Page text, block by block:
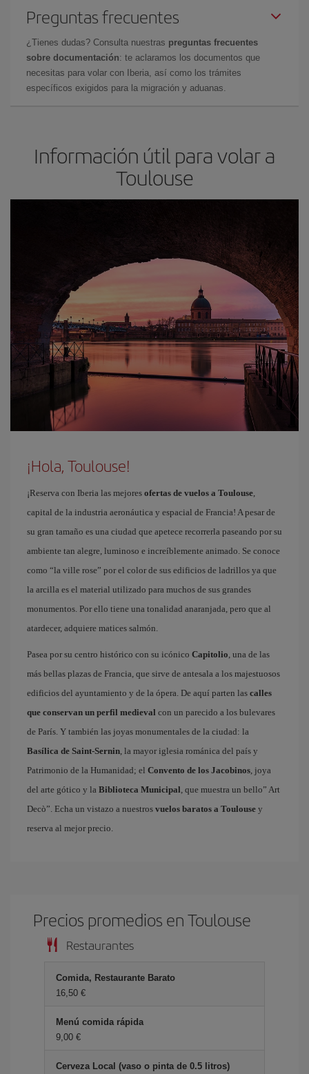
Preguntas frecuentes
¿Tienes dudas? Consulta nuestras preguntas frecuentes
sobre documentación: te aclaramos los documentos que
necesitas para volar con Iberia, así como los trámites
específicos exigidos para la migración y aduanas.
Información útil para volar a
Toulouse
¡Hola, Toulouse!
¡Reserva con Iberia las mejores ofertas de vuelos a Toulouse,
capital de la industria aeronáutica y espacial de Francia! A pesar de
su gran tamaño es una ciudad que apetece recorrerla paseando por su
ambiente tan alegre, luminoso e increíblemente animado. Se conoce
como “la ville rose” por el color de sus edificios de ladrillos ya que
la arcilla es el material utilizado para muchos de sus grandes
monumentos. Por ello tiene una tonalidad anaranjada, pero que al
atardecer, adquiere matices salmón.
Pasea por su centro histórico con su icónico Capitolio, una de las
más bellas plazas de Francia, que sirve de antesala a los majestuosos
edificios del ayuntamiento y de la ópera. De aquí parten las calles
que conservan un perfil medieval con un parecido a los bulevares
de París. Y también las joyas monumentales de la ciudad: la
Basílica de Saint-Sernin, la mayor iglesia románica del país y
Patrimonio de la Humanidad; el Convento de los Jacobinos, joya
del arte gótico y la Biblioteca Municipal, que muestra un bello” Art
Decò”. Echa un vistazo a nuestros vuelos baratos a Toulouse y
reserva al mejor precio.
Precios promedios en Toulouse
Restaurantes
Comida, Restaurante Barato
16,50 €
Menú comida rápida
9,00 €
Cerveza Local (vaso o pinta de 0.5 litros)